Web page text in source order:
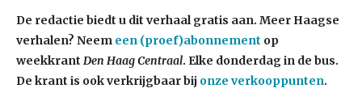
De redactie biedt u dit verhaal gratis aan. Meer Haagse
verhalen? Neem een (proef)abonnement op
weekkrant Den Haag Centraal. Elke donderdag in de bus.
De krant is ook verkrijgbaar bij onze verkooppunten.